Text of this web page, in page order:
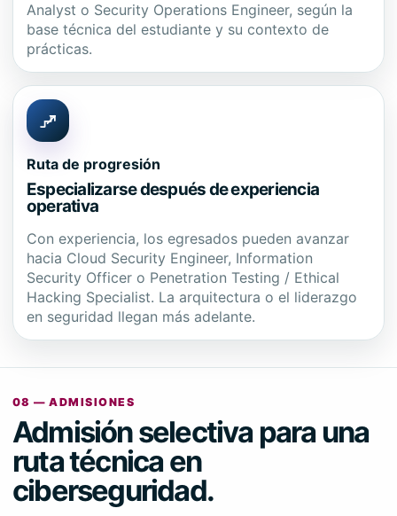
Analyst o Security Operations Engineer, según la
base técnica del estudiante y su contexto de
prácticas.
Ruta de progresión
Especializarse después de experiencia
operativa
Con experiencia, los egresados pueden avanzar
hacia Cloud Security Engineer, Information
Security Officer o Penetration Testing / Ethical
Hacking Specialist. La arquitectura o el liderazgo
en seguridad llegan más adelante.
08 — ADMISIONES
Admisión selectiva para una
ruta técnica en
ciberseguridad.